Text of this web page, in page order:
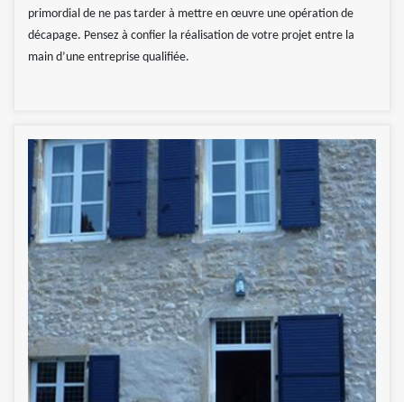
primordial de ne pas tarder à mettre en œuvre une opération de
décapage. Pensez à confier la réalisation de votre projet entre la
main d’une entreprise qualifiée.